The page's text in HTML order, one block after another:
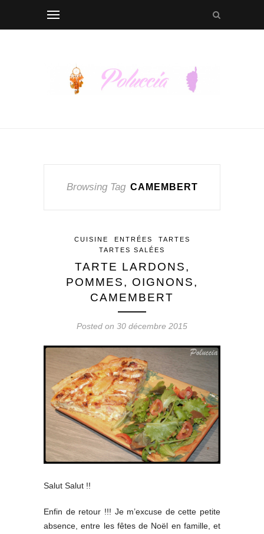
Browsing Tag CAMEMBERT
CUISINE ENTRÉES
TARTES
TARTES SALÉES
TARTE LARDONS,
POMMES, OIGNONS,
CAMEMBERT
Posted on 30 décembre 2015
Salut Salut !!
Enfin de retour !!! Je m’excuse de cette petite
absence, entre les fêtes de Noël en famille, et